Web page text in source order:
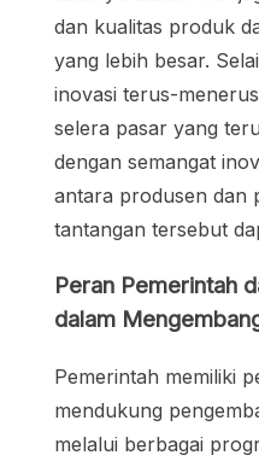
dan kualitas produk
yang lebih besar.
inovasi terus-
selera pasar yang
dengan semangat
antara produsen dan
tantangan tersebut
Peran Pemerintah
dalam
Pemerintah memiliki
mendukung
melalui berbagai